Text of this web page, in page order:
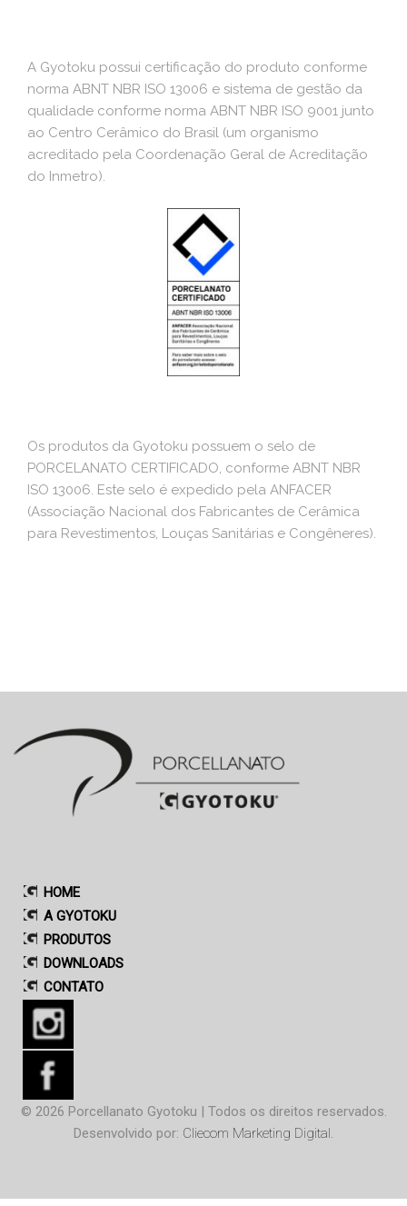
A Gyotoku possui certificação do produto conforme
norma ABNT NBR ISO 13006 e sistema de gestão da
qualidade conforme norma ABNT NBR ISO 9001 junto
ao Centro Cerâmico do Brasil (um organismo
acreditado pela Coordenação Geral de Acreditação
do Inmetro).
Os produtos da Gyotoku possuem o selo de
PORCELANATO CERTIFICADO, conforme ABNT NBR
ISO 13006. Este selo é expedido pela ANFACER
(Associação Nacional dos Fabricantes de Cerâmica
para Revestimentos, Louças Sanitárias e Congêneres).
HOME
A GYOTOKU
PRODUTOS
DOWNLOADS
CONTATO
© 2026 Porcellanato Gyotoku | Todos os direitos reservados.
Desenvolvido por: Cliecom Marketing Digital.